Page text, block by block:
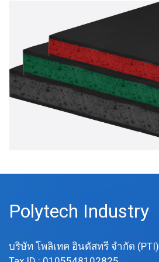
Polytech Industry
บริษัท โพลิเทค อินดัสทรี จำกัด (PTI)